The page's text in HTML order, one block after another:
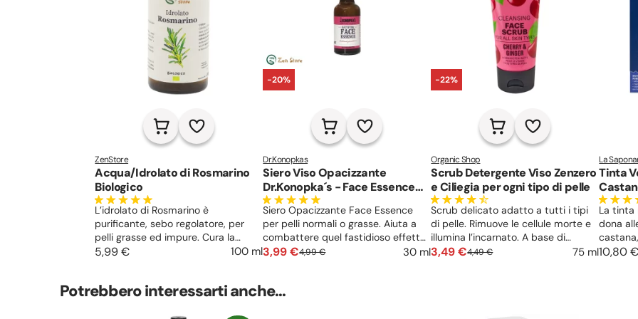
ZenStore
Acqua/Idrolato di Rosmarino
Biologico
L’idrolato di Rosmarino è
purificante, sebo regolatore, per
pelli grasse ed impure. Cura la
forfora, aiuta nella ricrescita e
antidepressivo. aiuta a
5,99 € 100 ml
-20%
Dr.Konopkas
Siero Viso Opacizzante
Dr.Konopka´s - Face Essence
Mattifying
Siero Opacizzante Face Essence
per pelli normali o grasse. Aiuta a
combattere quel fastidioso effetto
lucido, a tenere più a lungo intatto il
combatte i segni del tempo grazie
3,99 €4,99 € 30 ml
-22%
Organic Shop
Scrub Detergente Viso Zenzero
e Ciliegia per ogni tipo di pelle
Scrub delicato adatto a tutti i tipi
di pelle. Rimuove le cellule morte e
illumina l’incarnato. A base di
estratti vegetali di ciliegia tropicale,
3,49 €4,49 € 75 ml
La
Tinta
La tinta
dona
10,80 €
Potrebbero interessarti anche...